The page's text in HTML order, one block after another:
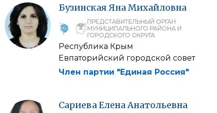
БузинскаяЯнаМихайловна
ПРЕДСТАВИТЕЛЬНЫЙ ОРГАН
МУНИЦИПАЛЬНОГО РАЙОНА И
ГОРОДСКОГО ОКРУГА
Республика Крым
Евпаторийский городской совет
Член партии "Единая Россия"
СариеваЕленаАнатольевна